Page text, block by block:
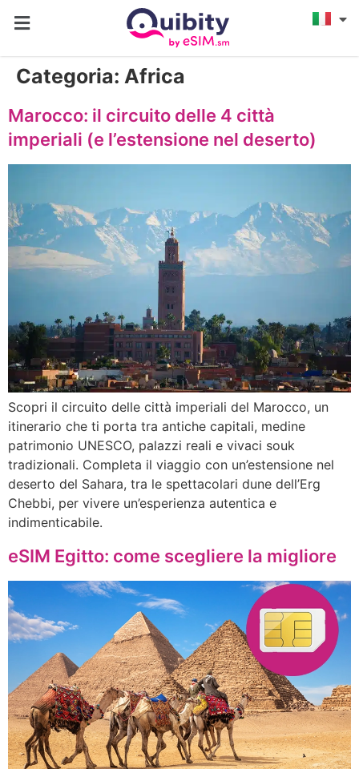
Categoria: Africa
Marocco: il circuito delle 4 città
imperiali (e l’estensione nel deserto)
Scopri il circuito delle città imperiali del Marocco, un
itinerario che ti porta tra antiche capitali, medine
patrimonio UNESCO, palazzi reali e vivaci souk
tradizionali. Completa il viaggio con un’estensione nel
deserto del Sahara, tra le spettacolari dune dell’Erg
Chebbi, per vivere un’esperienza autentica e
indimenticabile.
eSIM Egitto: come scegliere la migliore